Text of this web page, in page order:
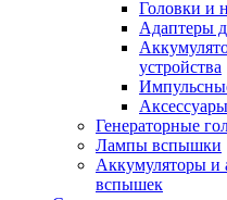
Головки и
Адаптеры
устройства
Генераторные
Лампы вспышки
Аккумуляторы и
вспышек